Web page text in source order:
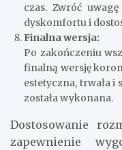
czas. Zwróć
dyskomfortu i
Finalna wersja:
Po zakończeniu
finalną wersję
estetyczna, trwała i
została wykonana.
Dostosowanie
zapewnienie